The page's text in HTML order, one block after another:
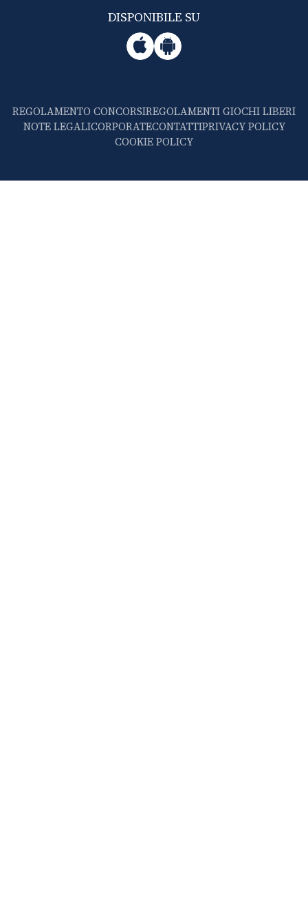
DISPONIBILE SU
REGOLAMENTO CONCORSIREGOLAMENTI GIOCHI LIBERI
NOTE LEGALICORPORATECONTATTIPRIVACY POLICY
COOKIE POLICY